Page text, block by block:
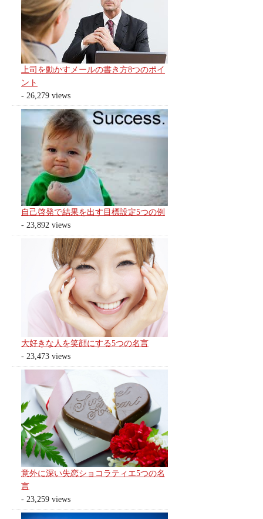
上司を動かすメールの書き方8つのポイ
ント
- 26,279 views
自己啓発で結果を出す目標設定5つの例
- 23,892 views
大好きな人を笑顔にする5つの名言
- 23,473 views
意外に深い失恋ショコラティエ5つの名
言
- 23,259 views